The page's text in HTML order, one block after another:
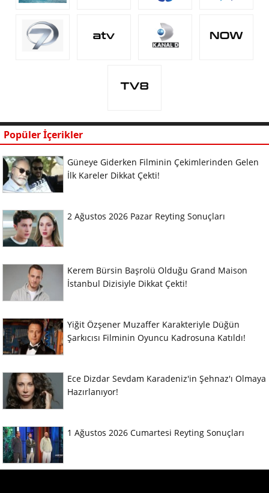
Popüler İçerikler
Güneye Giderken Filminin Çekimlerinden Gelen
İlk Kareler Dikkat Çekti!
2 Ağustos 2026 Pazar Reyting Sonuçları
Kerem Bürsin Başrolü Olduğu Grand Maison
İstanbul Dizisiyle Dikkat Çekti!
Yiğit Özşener Muzaffer Karakteriyle Düğün
Şarkıcısı Filminin Oyuncu Kadrosuna Katıldı!
Ece Dizdar Sevdam Karadeniz'in Şehnaz'ı Olmaya
Hazırlanıyor!
1 Ağustos 2026 Cumartesi Reyting Sonuçları